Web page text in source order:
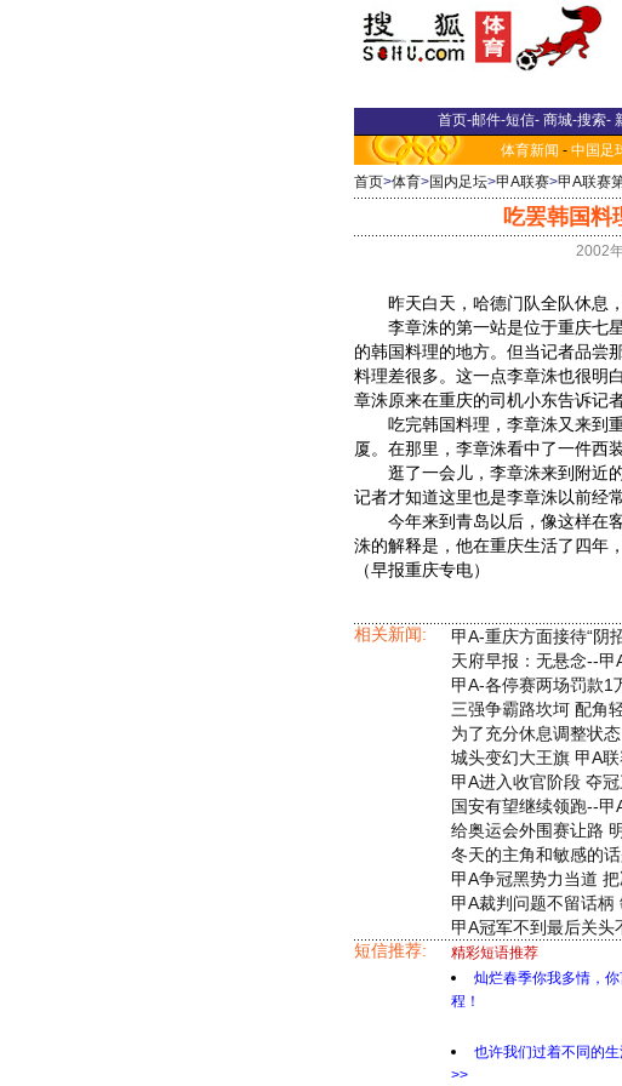
首页-邮件-短信- 商城-搜索-
体育新闻 - 中国足
首页>体育>国内足坛>甲A联赛>甲A联赛
吃罢韩国料
2002
昨天白天，哈德门队全队休息，
李章洙的第一站是位于重庆七星
的韩国料理的地方。但当记者品尝
料理差很多。这一点李章洙也很明
章洙原来在重庆的司机小东告诉记
吃完韩国料理，李章洙又来到
厦。在那里，李章洙看中了一件西
逛了一会儿，李章洙来到附近的
记者才知道这里也是李章洙以前经
今年来到青岛以后，像这样在客
洙的解释是，他在重庆生活了四年
（早报重庆专电）
相关新闻: 甲A-重庆方面接待“阴
天府早报：无悬念--甲
甲A-各停赛两场罚款1
三强争霸路坎坷 配角
为了充分休息调整状
城头变幻大王旗 甲A
甲A进入收官阶段 夺
国安有望继续领跑--甲
给奥运会外围赛让路
冬天的主角和敏感的
甲A争冠黑势力当道
甲A裁判问题不留话
甲A冠军不到最后关
短信推荐:
精彩短语推荐
灿烂春季你我多情，
程！
也许我们过着不同的
>>